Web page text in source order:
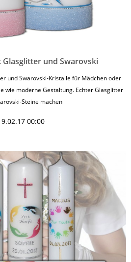
und Swarovski
und Swarovski-Kristalle für Mädchen oder
wie moderne Gestaltung. Echter Glasglitter
Steine machen
00:00